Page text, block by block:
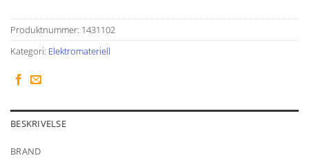
Produktnummer: 1431102
Kategori: Elektromateriell
BESKRIVELSE
BRAND